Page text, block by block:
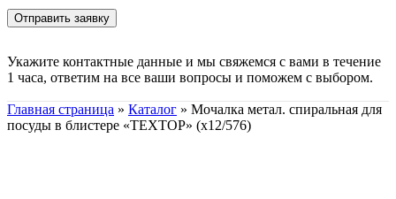
Укажите контактные данные и мы свяжемся с вами в течение
1 часа, ответим на все ваши вопросы и поможем с выбором.
Главная страница » Каталог » Мочалка метал. спиральная для
посуды в блистере «ТЕХТОР» (х12/576)